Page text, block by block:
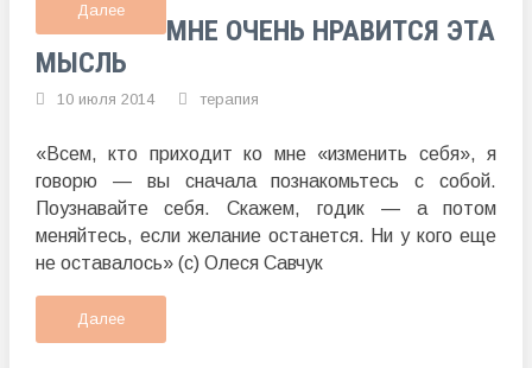
Далее
МНЕ ОЧЕНЬ НРАВИТСЯ ЭТА
МЫСЛЬ
10 июля 2014 терапия
«Всем, кто приходит ко мне «изменить себя», я
говорю — вы сначала познакомьтесь с собой.
Поузнавайте себя. Скажем, годик — а потом
меняйтесь, если желание останется. Ни у кого еще
не оставалось» (с) Олеся Савчук
Далее